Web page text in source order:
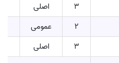
3
اصلی
2
عمومی
3
اصلی